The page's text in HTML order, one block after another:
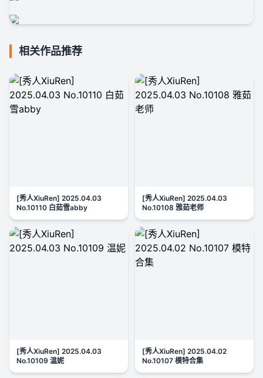
相关作品推荐
[秀人XiuRen] 2025.04.03
No.10110 白茹雪abby
[秀人XiuRen] 2025.04.03
No.10108 雅茹老师
[秀人XiuRen] 2025.04.03
No.10109 温妮
[秀人XiuRen] 2025.04.02
No.10107 模特合集